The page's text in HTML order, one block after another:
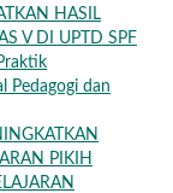
HASIL
V DI UPTD SPF
Pedagogi dan
PIKIH